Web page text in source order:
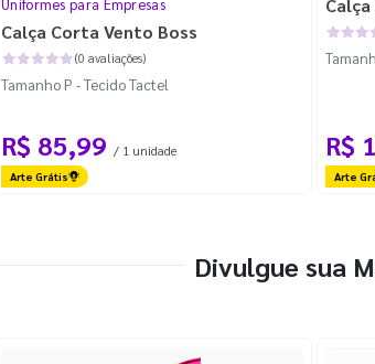
Uniformes para Empresas
Calça Corta Vento Boss
(0 avaliações)
Tamanho P - Tecido Tactel
R$ 85,99 / 1 unidade
Arte Grátis
R$
Arte
Divulgue sua